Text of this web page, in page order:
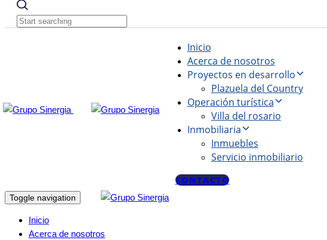
Inicio
Acerca de nosotros
Proyectos en desarrollo
Plazuela del Country
Operación turística
Villa del rosario
Inmobiliaria
Inmuebles
Servicio inmobiliario
CONTACTO
Toggle navigation
Inicio
Acerca de nosotros